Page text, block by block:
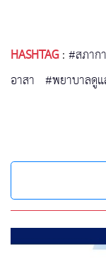
HASHTAG:#สภาก
อาสา #พยาบาลดู